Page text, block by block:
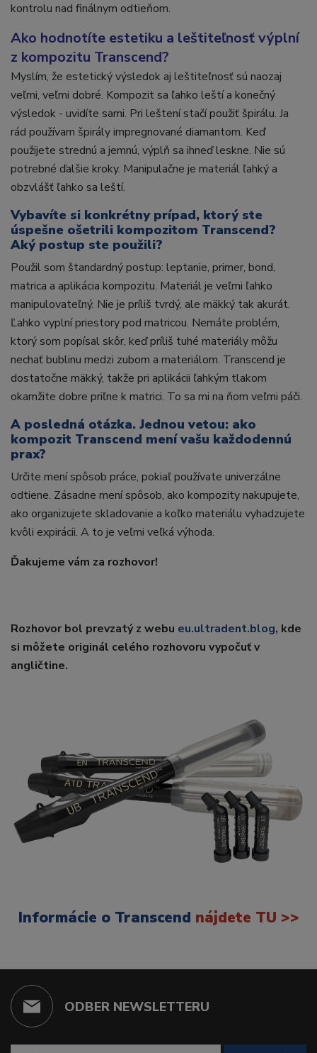
kontrolu nad finálnym odtieňom.
Ako hodnotíte estetiku a leštiteľnosť výplní
z kompozitu Transcend?
Myslím, že estetický výsledok aj leštiteľnosť sú naozaj
veľmi, veľmi dobré. Kompozit sa ľahko leští a konečný
výsledok - uvidíte sami. Pri leštení stačí použiť špirálu. Ja
rád používam špirály impregnované diamantom. Keď
použijete strednú a jemnú, výplň sa ihneď leskne. Nie sú
potrebné ďalšie kroky. Manipulačne je materiál ľahký a
obzvlášť ľahko sa leští.
Vybavíte si konkrétny prípad, ktorý ste
úspešne ošetrili kompozitom Transcend?
Aký postup ste použili?
Použil som štandardný postup: leptanie, primer, bond,
matrica a aplikácia kompozitu. Materiál je veľmi ľahko
manipulovateľný. Nie je príliš tvrdý, ale mäkký tak akurát.
Ľahko vyplní priestory pod matricou. Nemáte problém,
ktorý som popísal skôr, keď príliš tuhé materiály môžu
nechať bublinu medzi zubom a materiálom. Transcend je
dostatočne mäkký, takže pri aplikácii ľahkým tlakom
okamžite dobre priľne k matrici. To sa mi na ňom veľmi páči.
A posledná otázka. Jednou vetou: ako
kompozit Transcend mení vašu každodennú
prax?
Určite mení spôsob práce, pokiaľ používate univerzálne
odtiene. Zásadne mení spôsob, ako kompozity nakupujete,
ako organizujete skladovanie a koľko materiálu vyhadzujete
kvôli expirácii. A to je veľmi veľká výhoda.
Ďakujeme vám za rozhovor!
Rozhovor bol prevzatý z webu eu.ultradent.blog, kde
si môžete originál celého rozhovoru vypočuť v
angličtine.
Informácie o Transcend nájdete TU >>
ODBER NEWSLETTERU